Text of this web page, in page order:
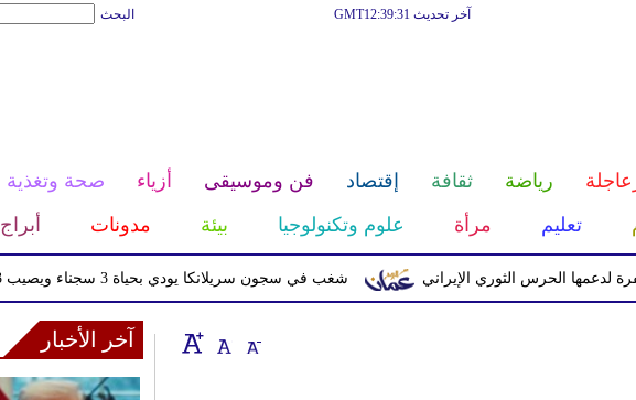
البحث آخر تحديث GMT12:39:31
رياضة ثقافة إقتصاد فن وموسيقى أزياء صحة وتغذية
تعليم مرأة علوم وتكنولوجيا بيئة مدونات أبراج
شغب في سجون سريلانكا يودي بحياة 3 سجناء ويصيب 23 آخرين الحرس الثوري الإيراني
آخر الأخبار